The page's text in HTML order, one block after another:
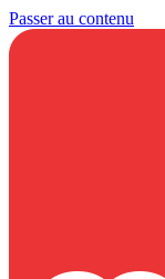
Passer au contenu